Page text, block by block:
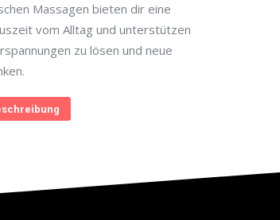
Massagen bieten dir eine
vom Alltag und unterstützen
zu lösen und neue